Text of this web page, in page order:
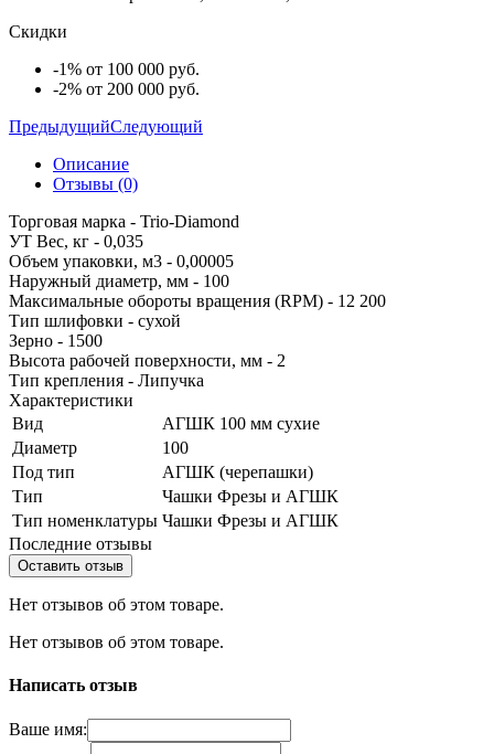
Скидки
-1% от 100 000 руб.
-2% от 200 000 руб.
ПредыдущийСледующий
Описание
Отзывы (0)
Торговая марка - Trio-Diamond
УТ Вес, кг - 0,035
Объем упаковки, м3 - 0,00005
Наружный диаметр, мм - 100
Максимальные обороты вращения (RPM) - 12 200
Тип шлифовки - сухой
Зерно - 1500
Высота рабочей поверхности, мм - 2
Тип крепления - Липучка
Характеристики
Вид
АГШК 100 мм сухие
Диаметр
100
Под тип
АГШК (черепашки)
Тип
Чашки Фрезы и АГШК
Тип номенклатуры Чашки Фрезы и АГШК
Последние отзывы
Оставить отзыв
Нет отзывов об этом товаре.
Нет отзывов об этом товаре.
Написать отзыв
Ваше имя: